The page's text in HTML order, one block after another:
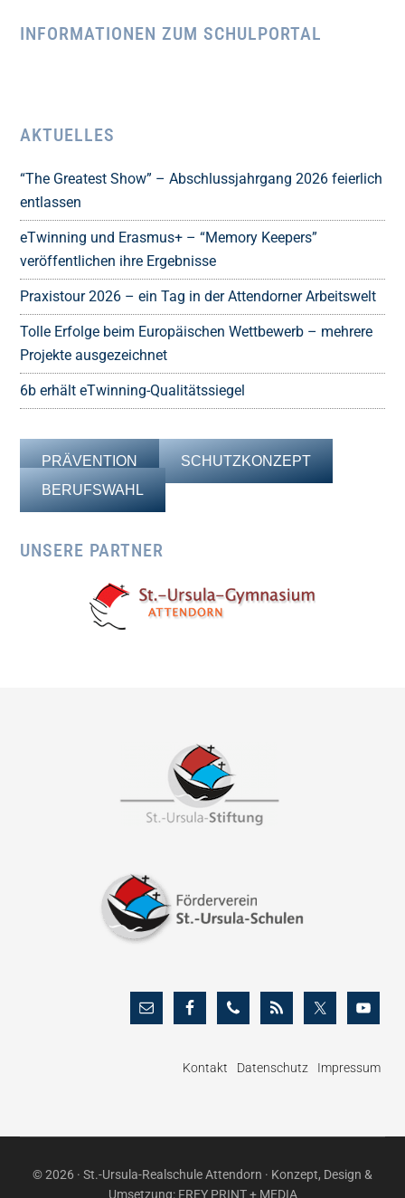
INFORMATIONEN ZUM SCHULPORTAL
AKTUELLES
“The Greatest Show” – Abschlussjahrgang 2026 feierlich
entlassen
eTwinning und Erasmus+ – “Memory Keepers”
veröffentlichen ihre Ergebnisse
Praxistour 2026 – ein Tag in der Attendorner Arbeitswelt
Tolle Erfolge beim Europäischen Wettbewerb – mehrere
Projekte ausgezeichnet
6b erhält eTwinning-Qualitätssiegel
PRÄVENTION
SCHUTZKONZEPT
BERUFSWAHL
UNSERE PARTNER
Kontakt Datenschutz Impressum
© 2026 · St.-Ursula-Realschule Attendorn · Konzept, Design &
Umsetzung: FREY PRINT + MEDIA